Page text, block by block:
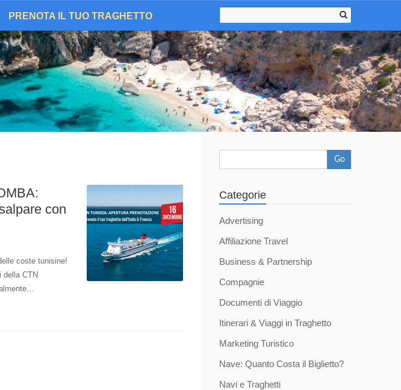
PRENOTA IL TUO TRAGHETTO
con
coste tunisine!
della CTN
Go
Categorie
Advertising
Affiliazione Travel
Business & Partnership
Compagnie
Documenti di Viaggio
Itinerari & Viaggi in Traghetto
Marketing Turistico
Nave: Quanto Costa il Biglietto?
Navi e Traghetti